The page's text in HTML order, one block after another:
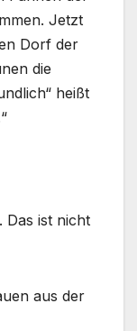
Jetzt
Dorf der
die
heißt
Das ist nicht
aus der